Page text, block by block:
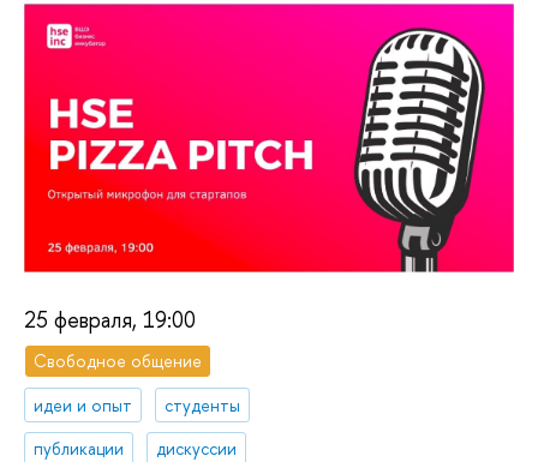
25 февраля, 19:00
Свободное общение
идеи и опыт
студенты
публикации
дискуссии